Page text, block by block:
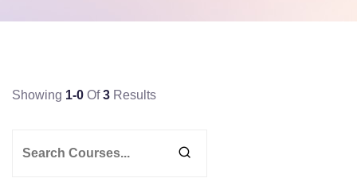
Showing 1-0 Of3 Results